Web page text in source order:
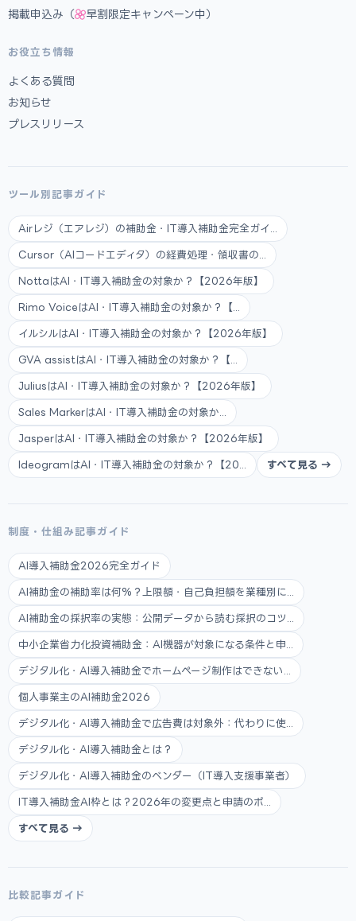
掲載申込み（
早割限定キャンペーン中）
お役立ち情報
よくある質問
お知らせ
プレスリリース
ツール別記事ガイド
Airレジ（エアレジ）の補助金・IT導入補助金完全ガイ...
Cursor（AIコードエディタ）の経費処理・領収書の...
NottaはAI・IT導入補助金の対象か？【2026年版】
Rimo VoiceはAI・IT導入補助金の対象か？【...
イルシルはAI・IT導入補助金の対象か？【2026年版】
GVA assistはAI・IT導入補助金の対象か？【...
JuliusはAI・IT導入補助金の対象か？【2026年版】
Sales MarkerはAI・IT導入補助金の対象か...
JasperはAI・IT導入補助金の対象か？【2026年版】
IdeogramはAI・IT導入補助金の対象か？【20... すべて見る →
制度・仕組み記事ガイド
AI導入補助金2026完全ガイド
AI補助金の補助率は何%？上限額・自己負担額を業種別に...
AI補助金の採択率の実態：公開データから読む採択のコツ...
中小企業省力化投資補助金：AI機器が対象になる条件と申...
デジタル化・AI導入補助金でホームページ制作はできない...
個人事業主のAI補助金2026
デジタル化・AI導入補助金で広告費は対象外：代わりに使...
デジタル化・AI導入補助金とは？
デジタル化・AI導入補助金のベンダー（IT導入支援事業者）
IT導入補助金AI枠とは？2026年の変更点と申請のポ...
すべて見る →
比較記事ガイド